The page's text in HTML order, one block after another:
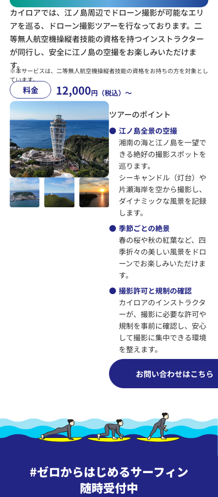
カイロアでは、江ノ島周辺でドローン撮影が可能なエリ
アを巡る、 ドローン撮影ツアーを行なっております。 二
等無人航空機操縦者技能の資格を持つインストラクター
が同行し、安全に江ノ島の空撮をお楽しみいただけま
す。
※本サービスは、二等無人航空機操縦者技能の資格をお持ちの方を対象とし
ています。
料金 12,000円（税込）〜
ツアーのポイント
● 江ノ島全景の空撮
湘南の海と江ノ島を一望で
きる絶好の撮影スポットを
巡ります。
シーキャンドル（灯台）や
片瀬海岸を空から撮影し、
ダイナミックな風景を記録
します。
● 季節ごとの絶景
春の桜や秋の紅葉など、四
季折々の美しい風景をドロ
ーンでお楽しみいただけま
す。
● 撮影許可と規制の確認
カイロアのインストラクタ
ーが、撮影に必要な許可や
規制を事前に確認し、 安心
して撮影に集中できる環境
を整えます。
お問い合わせはこちら
#ゼロからはじめるサーフィン
随時受付中